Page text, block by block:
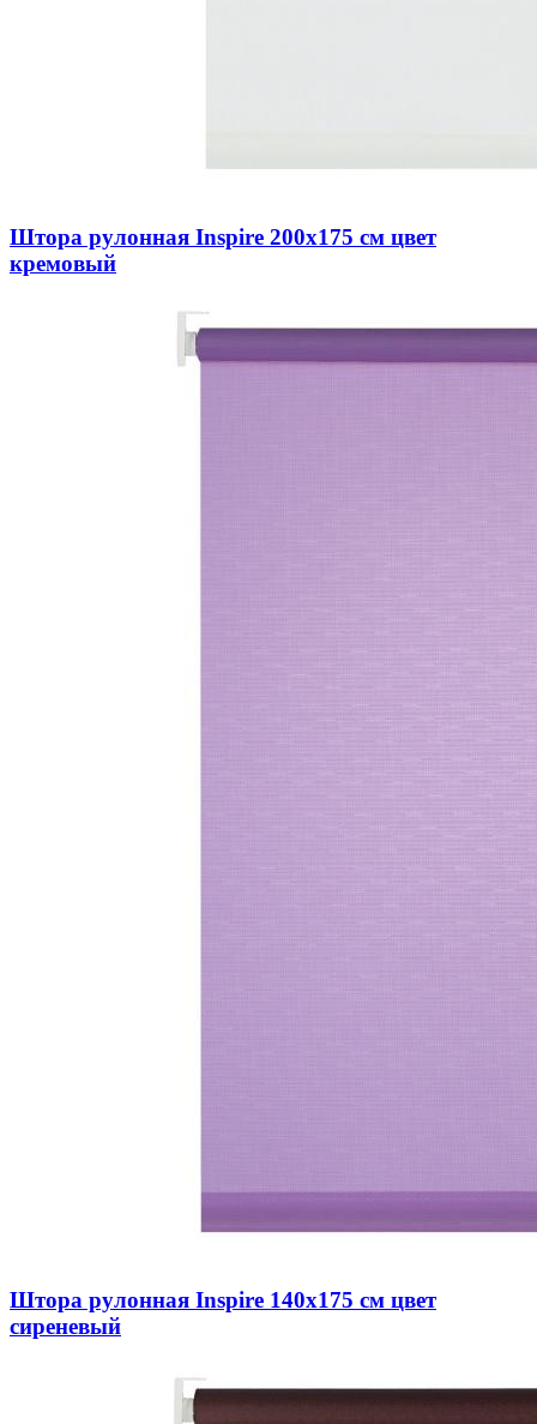
Штора рулонная Inspire 200х175 см цвет
кремовый
Штора рулонная Inspire 140х175 см цвет
сиреневый